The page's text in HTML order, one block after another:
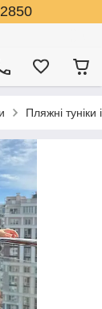
Пляжні туніки